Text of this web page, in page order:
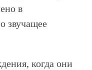
в
звучащее
когда они